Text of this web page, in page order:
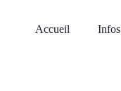
Accueil Infos